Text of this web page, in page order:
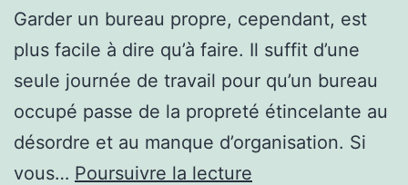
Garder un bureau propre, cependant, est
plus facile à dire qu’à faire. Il suffit d’une
seule journée de travail pour qu’un bureau
occupé passe de la propreté étincelante au
désordre et au manque d’organisation. Si
vous… Poursuivre la lecture